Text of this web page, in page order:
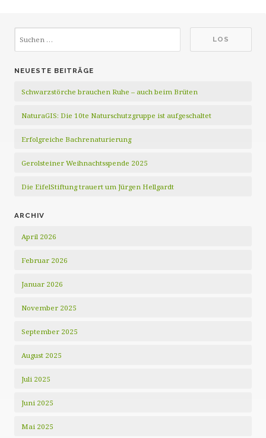
NEUESTE BEITRÄGE
Schwarzstörche brauchen Ruhe – auch beim Brüten
NaturaGIS: Die 10te Naturschutzgruppe ist aufgeschaltet
Erfolgreiche Bachrenaturierung
Gerolsteiner Weihnachtsspende 2025
Die EifelStiftung trauert um Jürgen Hellgardt
ARCHIV
April 2026
Februar 2026
Januar 2026
November 2025
September 2025
August 2025
Juli 2025
Juni 2025
Mai 2025